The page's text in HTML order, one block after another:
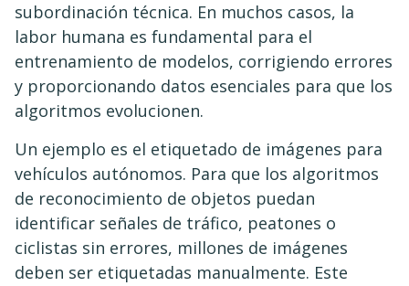
subordinación técnica. En muchos casos, la
labor humana es fundamental para el
entrenamiento de modelos, corrigiendo errores
y proporcionando datos esenciales para que los
algoritmos evolucionen.
Un ejemplo es el etiquetado de imágenes para
vehículos autónomos. Para que los algoritmos
de reconocimiento de objetos puedan
identificar señales de tráfico, peatones o
ciclistas sin errores, millones de imágenes
deben ser etiquetadas manualmente. Este